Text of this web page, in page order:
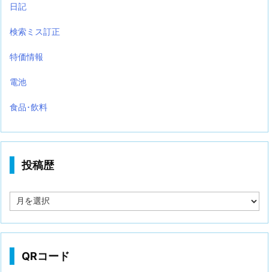
日記
検索ミス訂正
特価情報
電池
食品･飲料
投稿歴
稿
QRコード